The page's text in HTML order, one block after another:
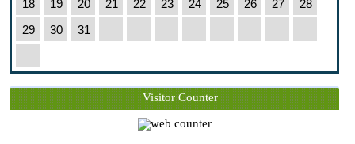
18 19 20 21 22 23 24 25 26 27
28
29
30 31
Visitor Counter